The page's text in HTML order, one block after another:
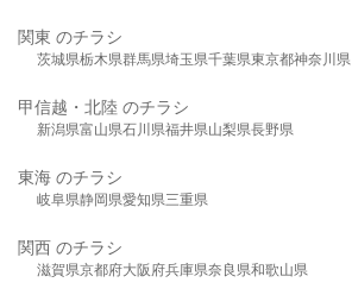
関東 のチラシ
茨城県栃木県群馬県埼玉県千葉県東京都神奈川県
甲信越・北陸 のチラシ
新潟県富山県石川県福井県山梨県長野県
東海 のチラシ
岐阜県静岡県愛知県三重県
関西 のチラシ
滋賀県京都府大阪府兵庫県奈良県和歌山県